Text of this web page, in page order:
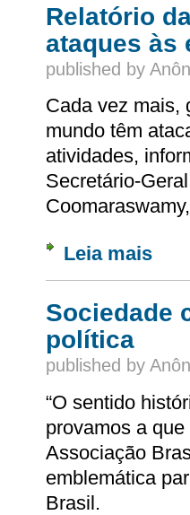
Relatório
ataques às
published by
Cada vez mais,
mundo têm
atividades,
Secretário-
Leia mais
Sociedade
política
published by
“O sentido
provamos a
Associação
emblemática
Brasil.